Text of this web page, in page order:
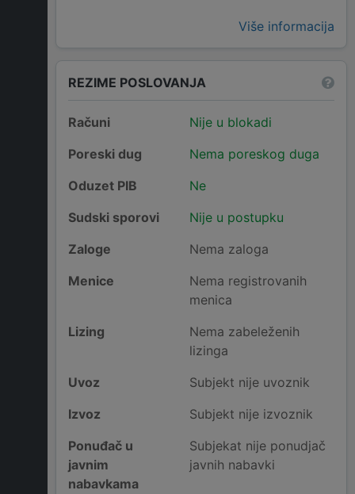
Više informacija
REZIME POSLOVANJA
Računi
Nije u blokadi
Poreski dug
Nema poreskog duga
Oduzet PIB
Ne
Sudski sporovi
Nije u postupku
Zaloge
Nema zaloga
Menice
Nema registrovanih
menica
Lizing
Nema zabeleženih
lizinga
Uvoz
Subjekt nije uvoznik
Izvoz
Subjekt nije izvoznik
Ponuđač u
javnim
nabavkama
Subjekat nije ponudjač
javnih nabavki